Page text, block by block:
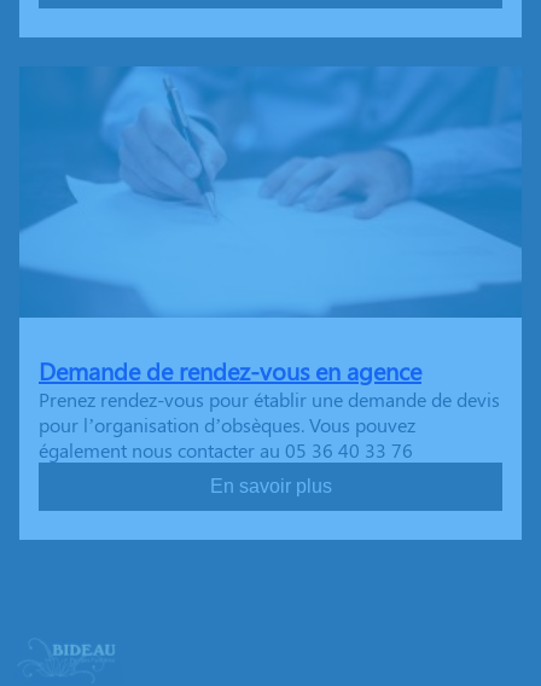
Demande de rendez-vous en agence
Prenez rendez-vous pour établir une demande de devis
pour l’organisation d’obsèques. Vous pouvez
également nous contacter au 05 36 40 33 76
En savoir plus